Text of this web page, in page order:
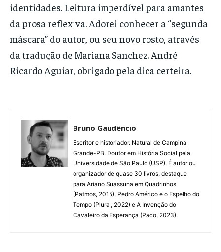
identidades. Leitura imperdível para amantes
da prosa reflexiva. Adorei conhecer a “segunda
máscara” do autor, ou seu novo rosto, através
da tradução de Mariana Sanchez. André
Ricardo Aguiar, obrigado pela dica certeira.
Bruno Gaudêncio
Escritor e historiador. Natural de Campina
Grande-PB. Doutor em História Social pela
Universidade de São Paulo (USP). É autor ou
organizador de quase 30 livros, destaque
para Ariano Suassuna em Quadrinhos
(Patmos, 2015), Pedro Américo e o Espelho do
Tempo (Plural, 2022) e A Invenção do
Cavaleiro da Esperança (Paco, 2023).